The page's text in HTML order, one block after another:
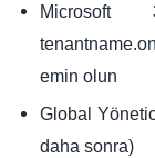
Microsoft
emin olun
Global
daha sonra)